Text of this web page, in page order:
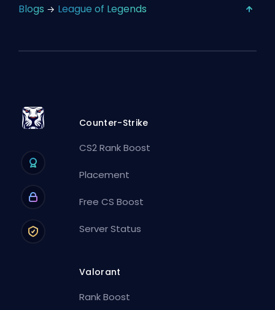
Blogs League of Legends
Counter-Strike
CS2 Rank Boost
Placement
Free CS Boost
Server Status
Valorant
Rank Boost